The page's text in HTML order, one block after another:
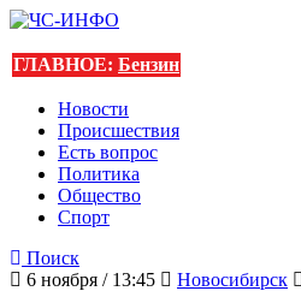
ГЛАВНОЕ: Бензин
Новости
Происшествия
Есть вопрос
Политика
Общество
Спорт
Поиск
6 ноября / 13:45
Новосибирск